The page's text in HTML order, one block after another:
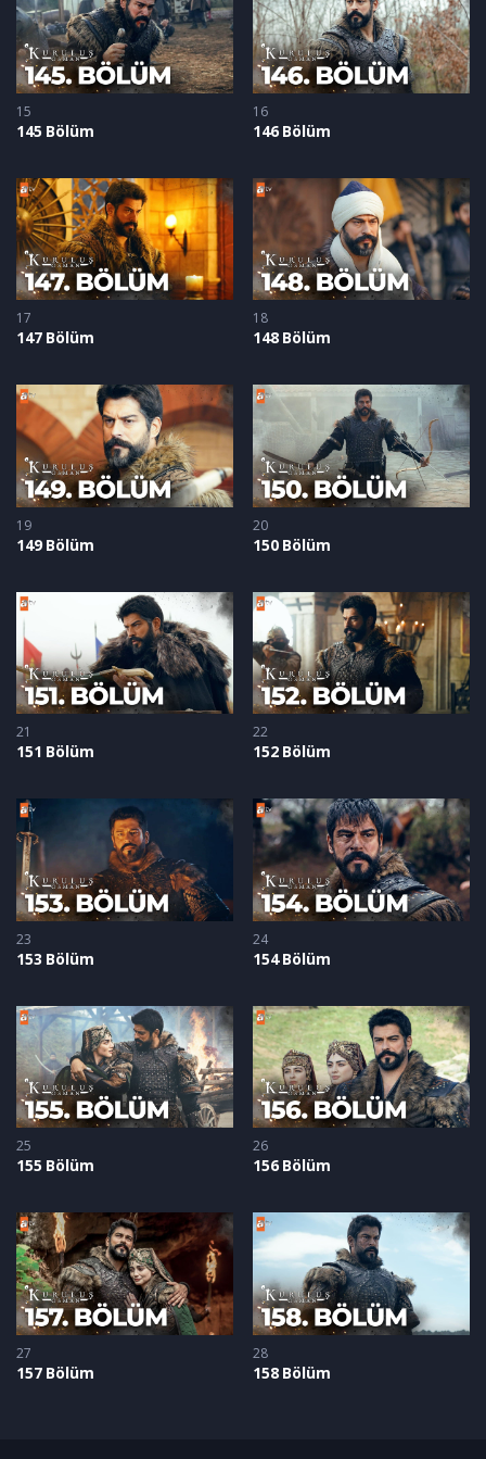
15
145 Bölüm
16
146 Bölüm
17
147 Bölüm
18
148 Bölüm
19
149 Bölüm
20
150 Bölüm
21
151 Bölüm
22
152 Bölüm
23
153 Bölüm
24
154 Bölüm
25
155 Bölüm
26
156 Bölüm
27
157 Bölüm
28
158 Bölüm